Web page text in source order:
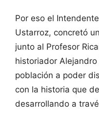
Por eso el
Ustarroz, concretó
junto al Profesor
historiador
población a poder
con la historia que
desarrollando a